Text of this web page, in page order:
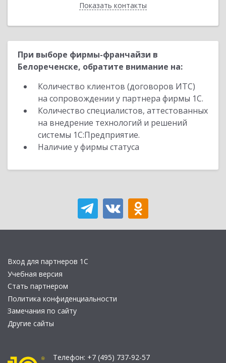
Показать контакты
Назад
При выборе фирмы-франчайзи в
Белореченске, обратите внимание на:
Количество клиентов (договоров ИТС)
на сопровождении у партнера фирмы 1С.
Количество специалистов, аттестованных
на внедрение технологий и решений
системы 1С:Предприятие.
Наличие у фирмы статуса
Вход для партнеров 1С
Учебная версия
Стать партнером
Политика конфиденциальности
Замечания по сайту
Другие сайты
Телефон: +7 (495) 737-92-57